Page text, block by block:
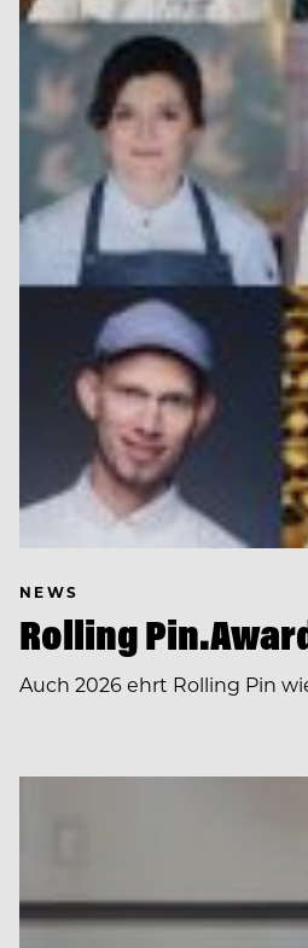
NEWS
Rolling
Auch 2026 ehrt Rolling Pin